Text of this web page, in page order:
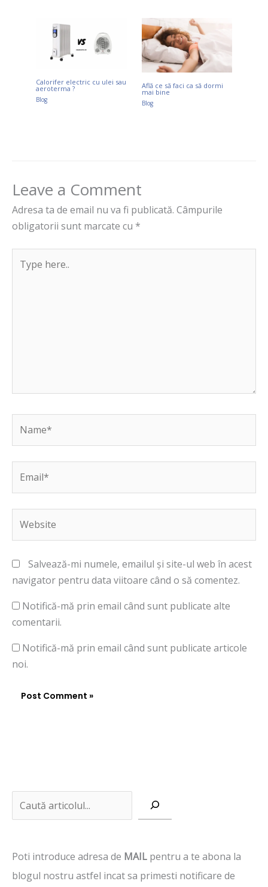
Calorifer electric cu ulei sau
aeroterma ?
Blog
Află ce să faci ca să dormi
mai bine
Blog
Leave a Comment
Adresa ta de email nu va fi publicată. Câmpurile
obligatorii sunt marcate cu *
here..
Salvează-mi numele, emailul și site-ul web în acest
navigator pentru data viitoare când o să comentez.
Notifică-mă prin email când sunt publicate alte
comentarii.
Notifică-mă prin email când sunt publicate articole
noi.
a
t
ă
Poti introduce adresa de MAIL pentru a te abona la
blogul nostru astfel incat sa primesti notificare de
Tastează emailul tău...